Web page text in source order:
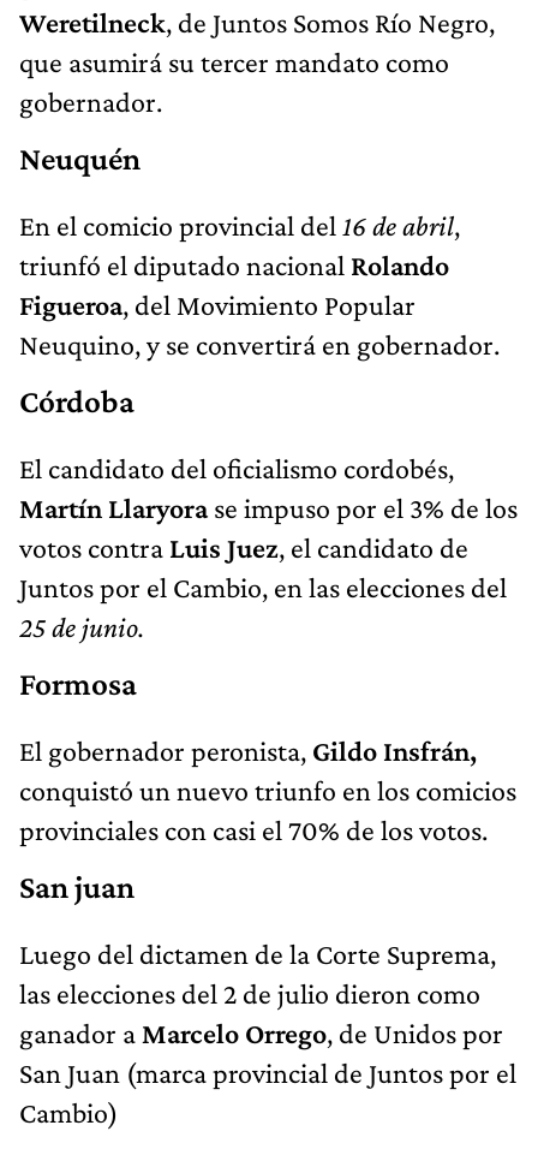
Weretilneck, de Juntos Somos Río Negro,
que asumirá su tercer mandato como
gobernador.
Neuquén
En el comicio provincial del 16 de abril,
triunfó el diputado nacional Rolando
Figueroa, del Movimiento Popular
Neuquino, y se convertirá en gobernador.
Córdoba
El candidato del oficialismo cordobés,
Martín Llaryorase impuso por el 3% de los
votos contra Luis Juez, el candidato de
Juntos por el Cambio, en las elecciones del
25 de junio.
Formosa
El gobernador peronista, Gildo Insfrán,
conquistó un nuevo triunfo en los comicios
provinciales con casi el 70% de los votos.
San juan
Luego del dictamen de la Corte Suprema,
las elecciones del 2 de julio dieron como
ganador a Marcelo Orrego, de Unidos por
San Juan (marca provincial de Juntos por el
Cambio)